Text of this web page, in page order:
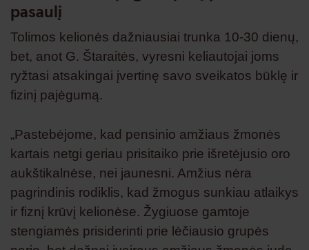
pasaulį
Tolimos kelionės dažniausiai trunka 10-30 dienų,
bet, anot G. Štaraitės, vyresni keliautojai joms
ryžtasi atsakingai įvertinę savo sveikatos būklę ir
fizinį pajėgumą.
„Pastebėjome, kad pensinio amžiaus žmonės
kartais netgi geriau prisitaiko prie išretėjusio oro
aukštikalnėse, nei jaunesni. Amžius nėra
pagrindinis rodiklis, kad žmogus sunkiau atlaikys
ir fiznį krūvį kelionėse. Žygiuose gamtoje
stengiamės prisiderinti prie lėčiausio grupės